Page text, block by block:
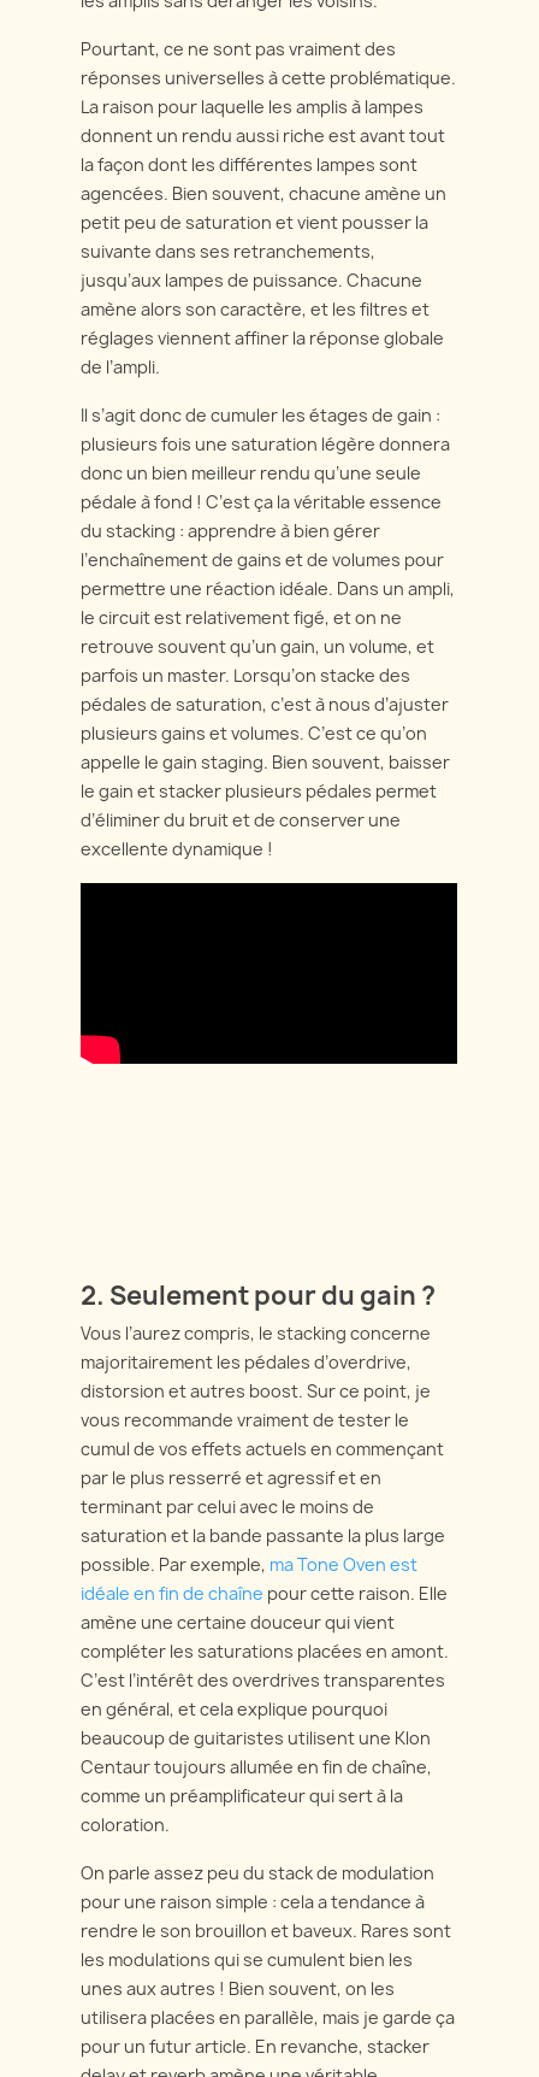
Pourtant, ce ne sont pas vraiment des
réponses universelles à cette problématique.
La raison pour laquelle les amplis à lampes
donnent un rendu aussi riche est avant tout
la façon dont les différentes lampes sont
agencées. Bien souvent, chacune amène un
petit peu de saturation et vient pousser la
suivante dans ses retranchements,
jusqu’aux lampes de puissance. Chacune
amène alors son caractère, et les filtres et
réglages viennent affiner la réponse globale
de l’ampli.
Il s’agit donc de cumuler les étages de gain :
plusieurs fois une saturation légère donnera
donc un bien meilleur rendu qu’une seule
pédale à fond ! C’est ça la véritable essence
du stacking : apprendre à bien gérer
l’enchaînement de gains et de volumes pour
permettre une réaction idéale. Dans un ampli,
le circuit est relativement figé, et on ne
retrouve souvent qu’un gain, un volume, et
parfois un master. Lorsqu’on stacke des
pédales de saturation, c’est à nous d’ajuster
plusieurs gains et volumes. C’est ce qu’on
appelle le gain staging. Bien souvent, baisser
le gain et stacker plusieurs pédales permet
d’éliminer du bruit et de conserver une
excellente dynamique !
2. Seulement pour du gain ?
Vous l’aurez compris, le stacking concerne
majoritairement les pédales d’overdrive,
distorsion et autres boost. Sur ce point, je
vous recommande vraiment de tester le
cumul de vos effets actuels en commençant
par le plus resserré et agressif et en
terminant par celui avec le moins de
saturation et la bande passante la plus large
possible. Par exemple, ma Tone Oven est
idéale en fin de chaîne pour cette raison. Elle
amène une certaine douceur qui vient
compléter les saturations placées en amont.
C’est l’intérêt des overdrives transparentes
en général, et cela explique pourquoi
beaucoup de guitaristes utilisent une Klon
Centaur toujours allumée en fin de chaîne,
comme un préamplificateur qui sert à la
coloration.
On parle assez peu du stack de modulation
pour une raison simple : cela a tendance à
rendre le son brouillon et baveux. Rares sont
les modulations qui se cumulent bien les
unes aux autres ! Bien souvent, on les
utilisera placées en parallèle, mais je garde ça
pour un futur article. En revanche, stacker